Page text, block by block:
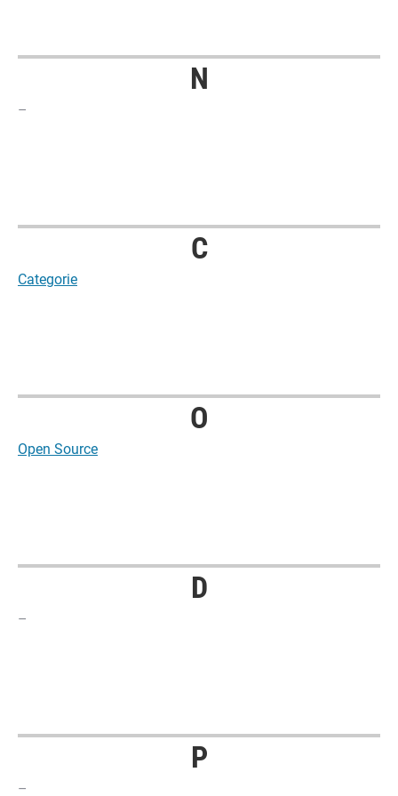
N
–
C
Categorie
O
Open Source
D
–
P
–